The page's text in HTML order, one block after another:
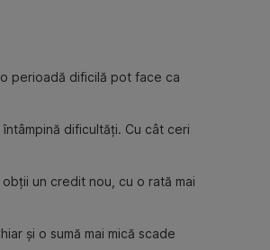
perioadă dificilă pot face ca
dificultăți. Cu cât ceri
un credit nou, cu o rată mai
și o sumă mai mică scade